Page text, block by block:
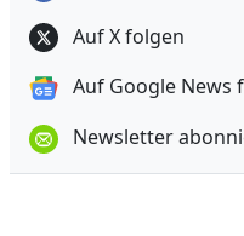
Auf X folgen
Auf Google News
Newsletter